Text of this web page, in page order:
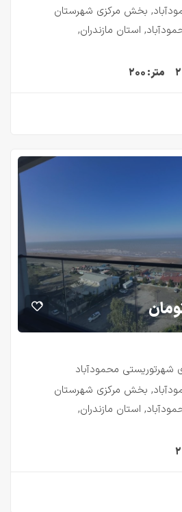
بخش مرکزی شهرستان
استان مازندران,
۲ متر:۲۰۰
بخش مرکزی شهرستان
استان مازندران,
۲